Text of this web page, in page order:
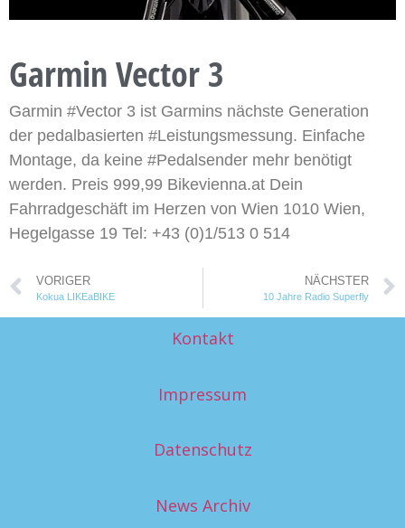
Garmin Vector 3
Garmin #Vector 3 ist Garmins nächste Generation
der pedalbasierten #Leistungsmessung. Einfache
Montage, da keine #Pedalsender mehr benötigt
werden. Preis 999,99 Bikevienna.at Dein
Fahrradgeschäft im Herzen von Wien 1010 Wien,
Hegelgasse 19 Tel: +43 (0)1/513 0 514
VORIGER
Kokua LIKEaBIKE
NÄCHSTER
10 Jahre Radio Superfly
Kontakt
Impressum
Datenschutz
News Archiv